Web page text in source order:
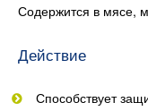
Содержится в мясе,
Действие
Способствует